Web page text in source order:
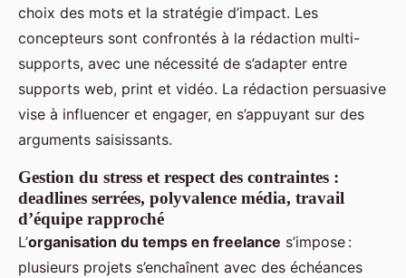
choix des mots et la stratégie d’impact. Les
concepteurs sont confrontés à la rédaction multi-
supports, avec une nécessité de s’adapter entre
supports web, print et vidéo. La rédaction persuasive
vise à influencer et engager, en s’appuyant sur des
arguments saisissants.
Gestion du stress et respect des contraintes :
deadlines serrées, polyvalence média, travail
d’équipe rapproché
L’organisation du temps en freelance s’impose :
plusieurs projets s’enchaînent avec des échéances